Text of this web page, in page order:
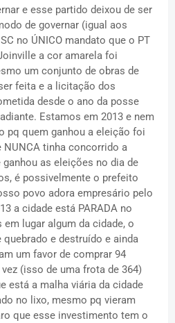
e esse partido deixou de ser
de governar (igual aos
no ÚNICO mandato que o PT
a cor amarela foi
um conjunto de obras de
feita e a licitação dos
desde o ano da posse
Estamos em 2013 e nem
pq quem ganhou a eleição foi
tinha concorrido a
as eleições no dia de
é possivelmente o prefeito
povo adora empresário pelo
a cidade está PARADA no
lugar algum da cidade, o
e destruído e ainda
um favor de comprar 94
(isso de uma frota de 364)
está a malha viária da cidade
no lixo, mesmo pq vieram
que esse investimento tem o